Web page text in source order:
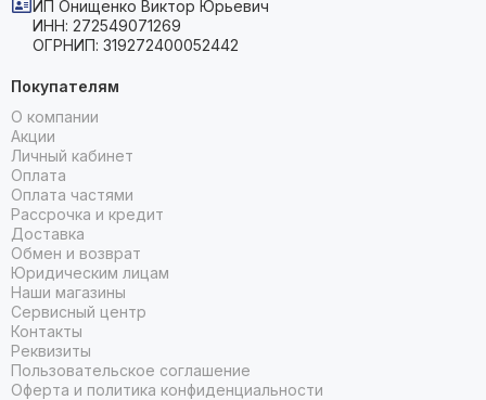
ИП Онищенко Виктор Юрьевич
ИНН: 272549071269
ОГРНИП: 319272400052442
Покупателям
О компании
Акции
Личный кабинет
Оплата
Оплата частями
Рассрочка и кредит
Доставка
Обмен и возврат
Юридическим лицам
Наши магазины
Сервисный центр
Контакты
Реквизиты
Пользовательское соглашение
Оферта и политика конфиденциальности